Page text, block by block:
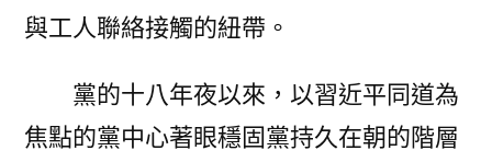
與工人聯絡接觸的紐帶。
黨的十八年夜以來，以習近平同道為
焦點的黨中心著眼穩固黨持久在朝的階層